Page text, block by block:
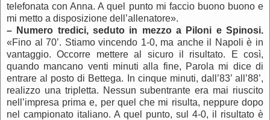
telefonata con Anna. A quel punto mi faccio buono buono e
mi metto a disposizione dell’allenatore».
– Numero tredici, seduto in mezzo a Piloni e Spinosi.
«Fino al 70’. Stiamo vincendo 1-0, ma anche il Napoli è in
vantaggio. Occorre mettere al sicuro il risultato. E così,
quando mancano venti minuti alla fine, Parola mi dice di
entrare al posto di Bettega. In cinque minuti, dall’83’ all’88’,
realizzo una tripletta. Nessun subentrante era mai riuscito
nell’impresa prima e, per quel che mi risulta, neppure dopo
nel campionato italiano. A quel punto, sul 4-0, il risultato è